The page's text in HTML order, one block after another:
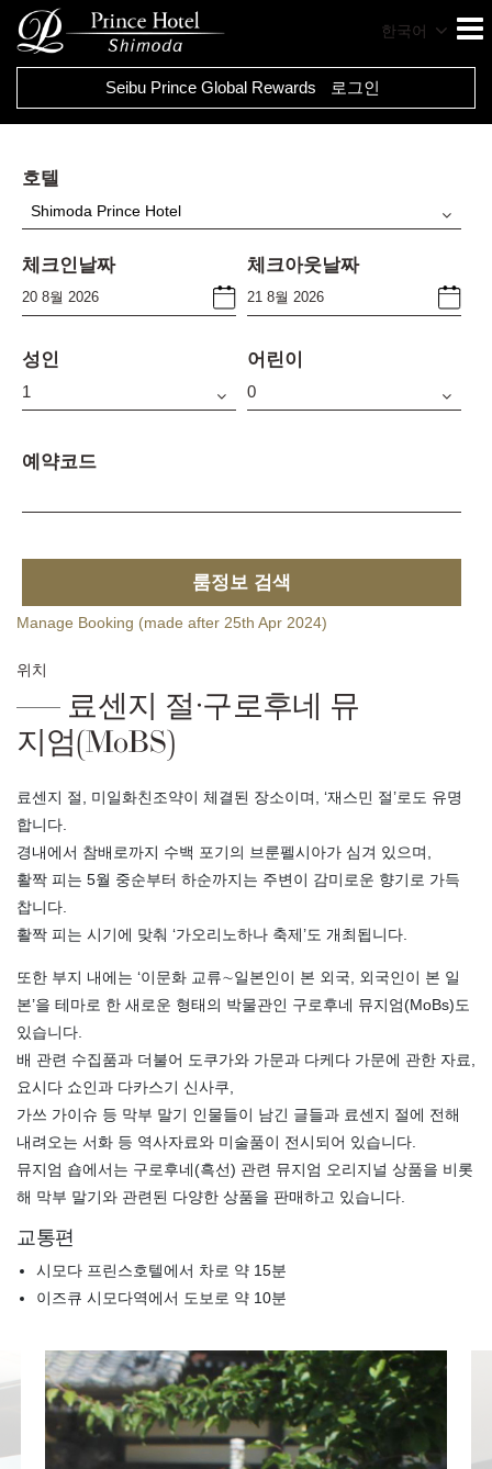
한국어
Seibu Prince Global Rewards 로그인
호텔
Shimoda Prince Hotel
체크인날짜 체크아웃날짜
성인 어린이
예약코드
룸정보 검색
Manage Booking (made after 25th Apr 2024)
위치
료센지 절·구로후네 뮤
지엄(MoBS)
료센지 절, 미일화친조약이 체결된 장소이며, ‘재스민 절’로도 유명
합니다.
경내에서 참배로까지 수백 포기의 브룬펠시아가 심겨 있으며,
활짝 피는 5월 중순부터 하순까지는 주변이 감미로운 향기로 가득
찹니다.
활짝 피는 시기에 맞춰 ‘가오리노하나 축제’도 개최됩니다.
또한 부지 내에는 ‘이문화 교류∼일본인이 본 외국, 외국인이 본 일
본’을 테마로 한 새로운 형태의 박물관인 구로후네 뮤지엄(MoBs)도
있습니다.
배 관련 수집품과 더불어 도쿠가와 가문과 다케다 가문에 관한 자료,
요시다 쇼인과 다카스기 신사쿠,
가쓰 가이슈 등 막부 말기 인물들이 남긴 글들과 료센지 절에 전해
내려오는 서화 등 역사자료와 미술품이 전시되어 있습니다.
뮤지엄 숍에서는 구로후네(흑선) 관련 뮤지엄 오리지널 상품을 비롯
해 막부 말기와 관련된 다양한 상품을 판매하고 있습니다.
교통편
시모다 프린스호텔에서 차로 약 15분
이즈큐 시모다역에서 도보로 약 10분